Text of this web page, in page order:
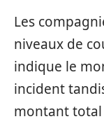
Les
niveaux de
indique le
incident
montant total